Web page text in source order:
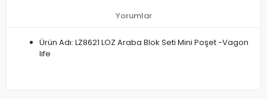
Yorumlar
Ürün Adı: LZ8621 LOZ Araba Blok Seti Mini Poşet -Vagon
life